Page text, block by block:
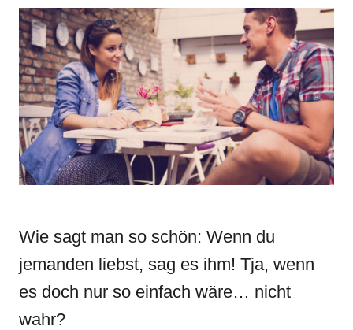
r
e
d
o
n
e
g
o
r
i
e
s
Wie sagt man so schön: Wenn du
jemanden liebst, sag es ihm! Tja, wenn
es doch nur so einfach wäre… nicht
wahr?